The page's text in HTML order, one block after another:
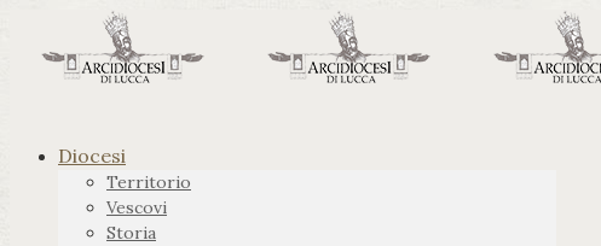
Diocesi
Territorio
Vescovi
Storia